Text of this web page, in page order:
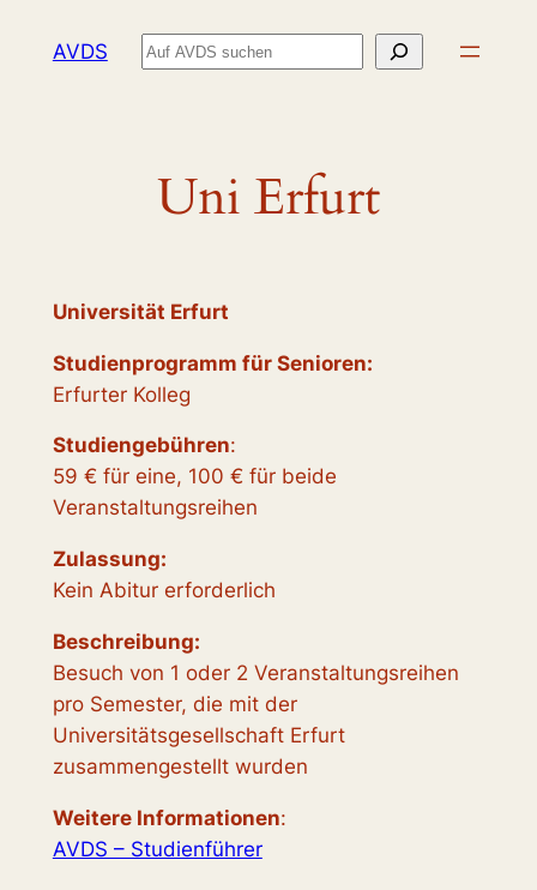
InhaltAVDS Suchen
Uni Erfurt
Universität Erfurt
Studienprogramm für Senioren:
Erfurter Kolleg
Studiengebühren:
59 € für eine, 100 € für beide
Veranstaltungsreihen
Zulassung:
Kein Abitur erforderlich
Beschreibung:
Besuch von 1 oder 2 Veranstaltungsreihen
pro Semester, die mit der
Universitätsgesellschaft Erfurt
zusammengestellt wurden
Weitere Informationen:
AVDS – Studienführer